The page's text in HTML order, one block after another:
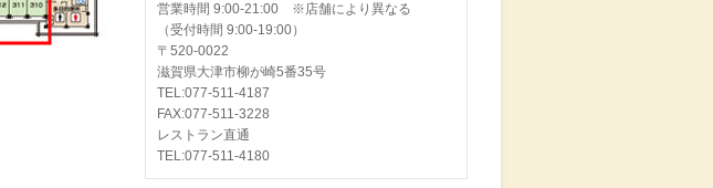
営業時間 9:00-21:00 ※店舗により異なる
（受付時間 9:00-19:00）
〒520-0022
滋賀県大津市柳が崎5番35号
TEL:077-511-4187
FAX:077-511-3228
レストラン直通
TEL:077-511-4180